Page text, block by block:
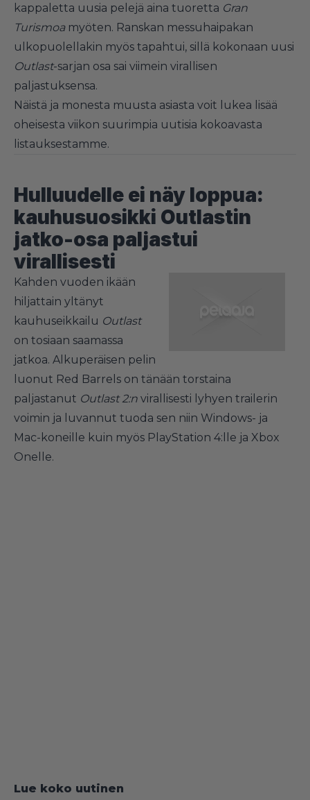
kappaletta uusia pelejä aina tuoretta Gran
Turismoamyöten. Ranskan messuhaipakan
ulkopuolellakin myös tapahtui, sillä kokonaan uusi
Outlast-sarjan osa sai viimein virallisen
paljastuksensa.
Näistä ja monesta muusta asiasta voit lukea lisää
oheisesta viikon suurimpia uutisia kokoavasta
listauksestamme.
Hulluudelle ei näy loppua:
kauhusuosikki Outlastin
jatko-osa paljastui
virallisesti
Kahden vuoden ikään
hiljattain yltänyt
kauhuseikkailu Outlast
on tosiaan saamassa
jatkoa. Alkuperäisen pelin
luonut Red Barrels on tänään torstaina
paljastanut Outlast 2:n virallisesti lyhyen trailerin
voimin ja luvannut tuoda sen niin Windows- ja
Mac-koneille kuin myös PlayStation 4:lle ja Xbox
Onelle.
Lue koko uutinen